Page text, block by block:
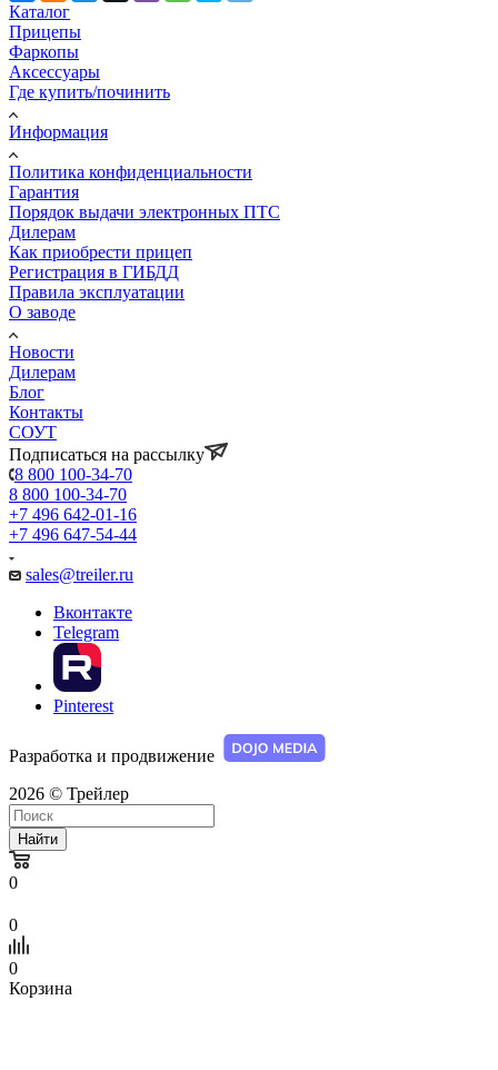
Каталог
Прицепы
Фаркопы
Аксессуары
Где купить/починить
Информация
Политика конфиденциальности
Гарантия
Порядок выдачи электронных ПТС
Дилерам
Как приобрести прицеп
Регистрация в ГИБДД
Правила эксплуатации
О заводе
Новости
Дилерам
Блог
Контакты
СОУТ
Подписаться на рассылку
8 800 100-34-70
8 800 100-34-70
+7 496 642-01-16
+7 496 647-54-44
sales@treiler.ru
Вконтакте
Telegram
Pinterest
Разработка и продвижение
2026 © Трейлер
Найти
0
0
0
Корзина